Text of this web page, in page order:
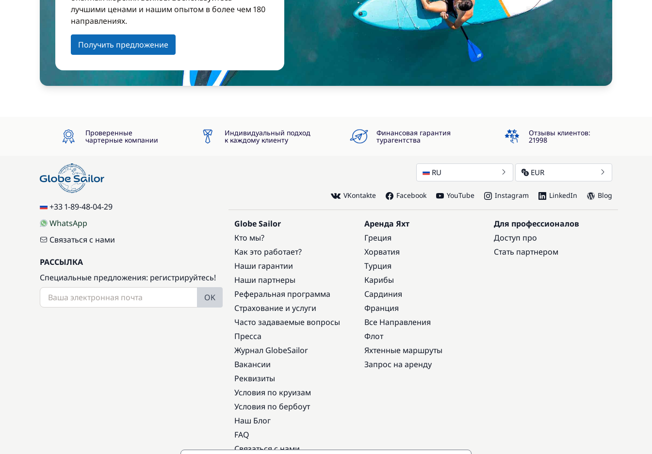
лучшими ценами и нашим опытом в более чем 180
направлениях.
Получить предложение
Проверенные
чартерные компании
Индивидуальный подход
к каждому клиенту
Финансовая гарантия
турагентства
4.3
Отзывы клиентов:
21998
+33 1-89-48-04-29
WhatsApp
Связаться с нами
РАССЫЛКА
Специальные предложения: регистрируйтесь!
OK
RU EUR
VKontakte Facebook YouTube Instagram LinkedIn Blog
Globe Sailor
Кто мы?
Как это работает?
Наши гарантии
Наши партнеры
Реферальная программа
Страхование и услуги
Часто задаваемые вопросы
Пресса
Журнал GlobeSailor
Вакансии
Реквизиты
Условия по круизам
Условия по бербоут
Наш Блог
FAQ
Связаться с нами
Аренда Яхт
Греция
Хорватия
Турция
Карибы
Сардиния
Франция
Все Направления
Флот
Яхтенные маршруты
Запрос на аренду
Для профессионалов
Доступ про
Стать партнером